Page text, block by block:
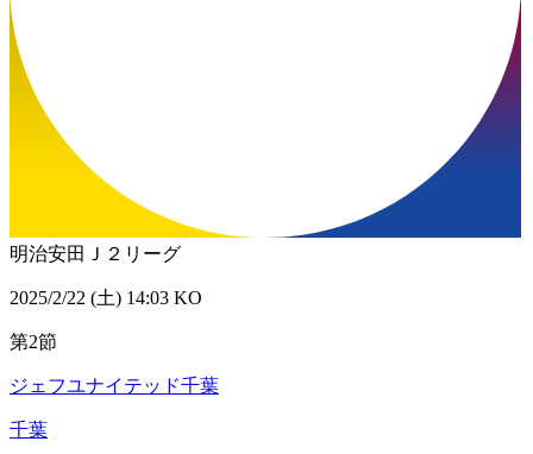
明治安田Ｊ２リーグ
2025/2/22 (土) 14:03 KO
第2節
ジェフユナイテッド千葉
千葉